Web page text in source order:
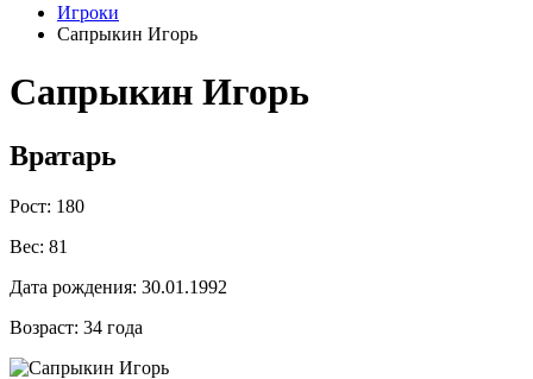
Игроки
Сапрыкин Игорь
Сапрыкин Игорь
Вратарь
Рост: 180
Вес: 81
Дата рождения: 30.01.1992
Возраст: 34 года